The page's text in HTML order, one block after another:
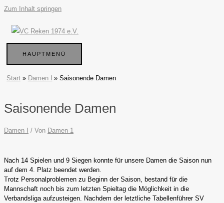
Zum Inhalt springen
HAUPTMENÜ
Start Damen I Saisonende Damen
Saisonende Damen
Damen I / Von Damen 1
Nach 14 Spielen und 9 Siegen konnte für unsere Damen die Saison nun
auf dem 4. Platz beendet werden.
Trotz Personalproblemen zu Beginn der Saison, bestand für die
Mannschaft noch bis zum letzten Spieltag die Möglichkeit in die
Verbandsliga aufzusteigen. Nachdem der letztliche Tabellenführer SV